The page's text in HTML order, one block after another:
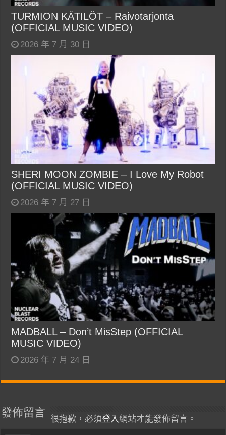
TURMION KÄTILÖT – Raivotarjonta
(OFFICIAL MUSIC VIDEO)
2026 年 7 月 30 日
SHERI MOON ZOMBIE – I Love My Robot
(OFFICIAL MUSIC VIDEO)
2026 年 7 月 27 日
MADBALL – Don’t MisStep (OFFICIAL
MUSIC VIDEO)
2026 年 7 月 24 日
發佈留言
很抱歉，必須登入網站才能發佈留言。